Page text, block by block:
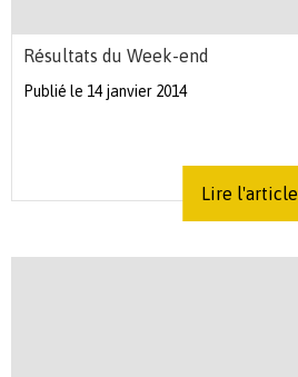
Résultats du Week-end
Publié le 14 janvier 2014
Lire l'article